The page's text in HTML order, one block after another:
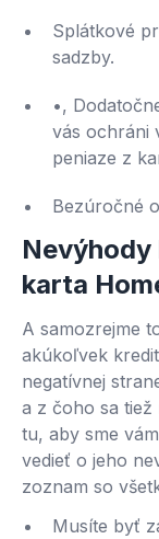
Splátkové
sadzby.
•,
vás ochráni
peniaze z
Bezúročné
karta
A samozrejme
akúkoľvek
negatívnej
a z čoho sa tiež
tu, aby sme
vedieť o jeho
zoznam so
Musíte byť